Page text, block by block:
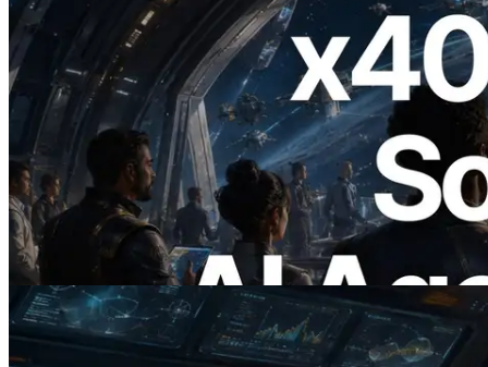
2026.07.04
ERPC x402 destekli Solana RPC'yi
yayınladı — AI agent'ların ihtiyaç
duydukları API'ler için anında ödeme
yaptığı dönem
Bu makaleyi oku